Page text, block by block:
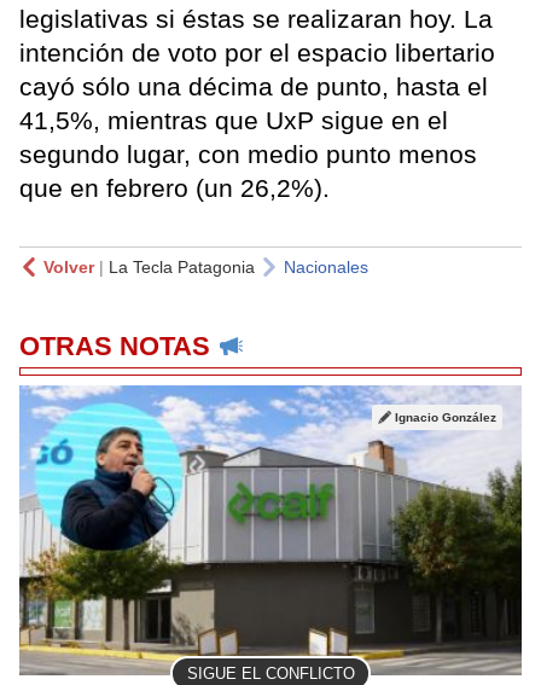
legislativas si éstas se realizaran hoy. La
intención de voto por el espacio libertario
cayó sólo una décima de punto, hasta el
41,5%, mientras que UxP sigue en el
segundo lugar, con medio punto menos
que en febrero (un 26,2%).
Volver| La Tecla Patagonia Nacionales
OTRAS NOTAS
SIGUE EL CONFLICTO
Ignacio González